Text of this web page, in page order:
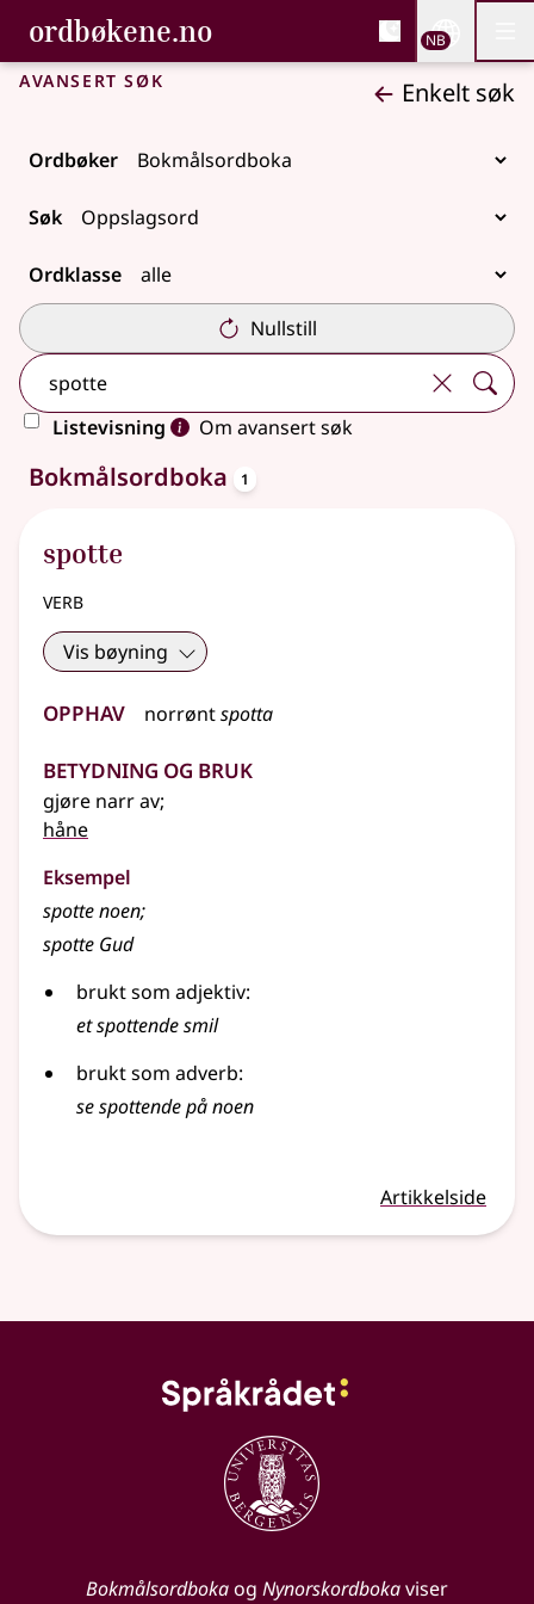
Gå til hovedinnhold
Tilgjengelighet
ordbøkene.no, Bokmålsordboka og
Bokmålsordboka og Nynorskordboka
NB
Avansert søk Enkelt søk
Ordbøker
Søk
Ordklasse
Nullstill
Listevisning
Om avansert søk
Ett treff
Bokmålsordboka 1
spotte
verb
Vis bøyning
Opphav norrøntspotta
Betydning og bruk
gjøre narr av;
håne
Eksempel
spottenoen;
spotte Gud
brukt som adjektiv:
etspottendesmil
brukt som adverb:
sespottendepå noen
Artikkelside
Bokmålsordbokaog Nynorskordbokaviser